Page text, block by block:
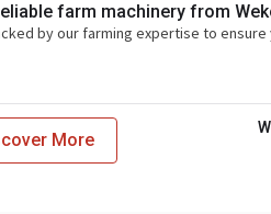
farm machinery from
by our farming expertise to
More